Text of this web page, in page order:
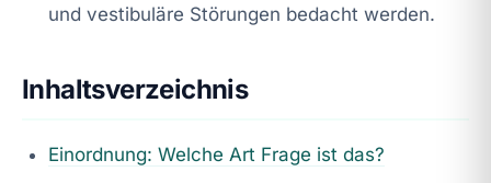
und vestibuläre Störungen bedacht werden.
Inhaltsverzeichnis
Einordnung: Welche Art Frage ist das?